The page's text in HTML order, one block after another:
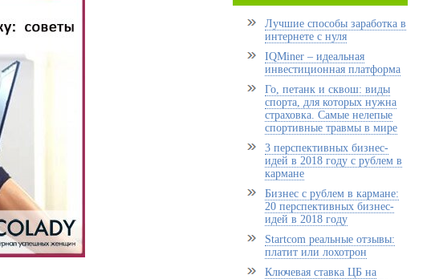
Лучшие способы заработка в
интернете с нуля
IQMiner – идеальная
инвестиционная платформа
Го, петанк и сквош: виды
спорта, для которых нужна
страховка. Самые нелепые
спортивные травмы в мире
3 перспективных бизнес-
идей в 2018 году с рублем в
кармане
Бизнес с рублем в кармане:
20 перспективных бизнес-
идей в 2018 году
Startcom реальные отзывы:
платит или лохотрон
Ключевая ставка ЦБ на